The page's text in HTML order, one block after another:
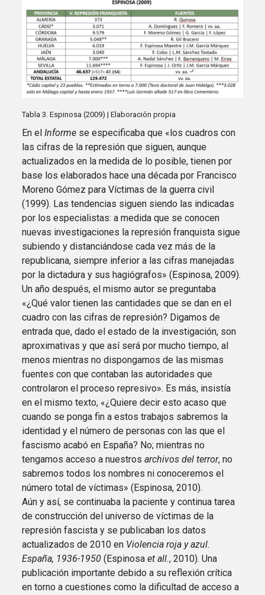
Tabla 3. Espinosa (2009) | Elaboración propia
En elInforme se especificaba que «los cuadros con
las cifras de la represión que siguen, aunque
actualizados en la medida de lo posible, tienen por
base los elaborados hace una década por Francisco
Moreno Gómez para Víctimas de la guerra civil
(1999). Las tendencias siguen siendo las indicadas
por los especialistas: a medida que se conocen
nuevas investigaciones la represión franquista sigue
subiendo y distanciándose cada vez más de la
republicana, siempre inferior a las cifras manejadas
por la dictadura y sus hagiógrafos» (Espinosa, 2009).
Un año después, el mismo autor se preguntaba
«¿Qué valor tienen las cantidades que se dan en el
cuadro con las cifras de represión? Digamos de
entrada que, dado el estado de la investigación, son
aproximativas y que así será por mucho tiempo, al
menos mientras no dispongamos de las mismas
fuentes con que contaban las autoridades que
controlaron el proceso represivo». Es más, insistía
en el mismo texto, «¿Quiere decir esto acaso que
cuando se ponga fin a estos trabajos sabremos la
identidad y el número de personas con las que el
fascismo acabó en España? No; mientras no
tengamos acceso a nuestrosarchivos del terror, no
sabremos todos los nombres ni conoceremos el
número total de víctimas» (Espinosa, 2010).
Aún y así, se continuaba la paciente y continua tarea
de construcción del universo de víctimas de la
represión fascista y se publicaban los datos
actualizados de 2010 en Violencia roja y azul.
España, 1936-1950 (Espinosaet all., 2010). Una
publicación importante debido a su reflexión crítica
en torno a cuestiones como la dificultad de acceso a